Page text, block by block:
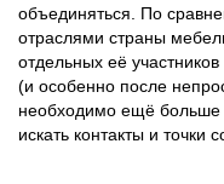
объединяться. По
отраслями страны
отдельных её
(и особенно после
необходимо ещё больше
искать контакты и точки